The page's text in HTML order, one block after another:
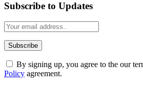
Subscribe to Updates
By signing up, you agree to the our
Policy agreement.